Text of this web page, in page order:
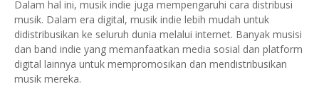
Dalam hal ini, musik indie juga mempengaruhi cara distribusi
musik. Dalam era digital, musik indie lebih mudah untuk
didistribusikan ke seluruh dunia melalui internet. Banyak musisi
dan band indie yang memanfaatkan media sosial dan platform
digital lainnya untuk mempromosikan dan mendistribusikan
musik mereka.